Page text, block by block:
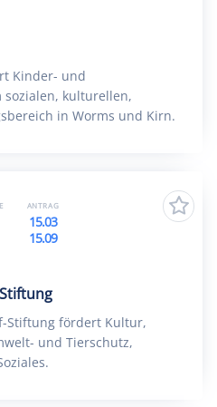
Kinder- und
sozialen, kulturellen,
in Worms und Kirn.
Stiftung fördert Kultur,
und Tierschutz,
ANTRAG
15.03
15.09